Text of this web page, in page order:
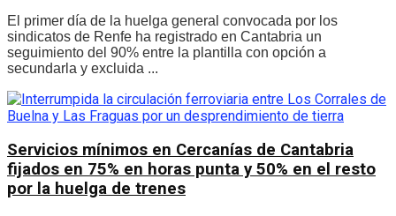
El primer día de la huelga general convocada por los
sindicatos de Renfe ha registrado en Cantabria un
seguimiento del 90% entre la plantilla con opción a
secundarla y excluida ...
Servicios mínimos en Cercanías de Cantabria
fijados en 75% en horas punta y 50% en el resto
por la huelga de trenes